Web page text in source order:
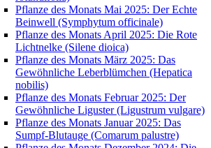
Pflanze des Monats Mai 2025: Der Echte
Beinwell (Symphytum officinale)
Pflanze des Monats April 2025: Die Rote
Lichtnelke (Silene dioica)
Pflanze des Monats März 2025: Das
Gewöhnliche Leberblümchen (Hepatica
nobilis)
Pflanze des Monats Februar 2025: Der
Gewöhnliche Liguster (Ligustrum vulgare)
Pflanze des Monats Januar 2025: Das
Sumpf-Blutauge (Comarum palustre)